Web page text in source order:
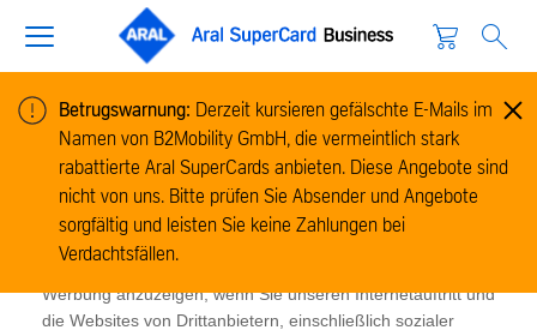
Cookie-Informationen
Wir verwenden Cookies, um Informationen zur Nutzung
unserer Website zu sammeln und zu analysieren und um
das Funktionieren der Website zu ermöglichen. Cookies
Werbung anzuzeigen, wenn Sie unseren Internetauftritt und
die Websites von Drittanbietern, einschließlich sozialer
Betrugswarnung: Derzeit kursieren gefälschte E-Mails im
Namen von B2Mobility GmbH, die vermeintlich stark
rabattierte Aral SuperCards anbieten. Diese Angebote sind
nicht von uns. Bitte prüfen Sie Absender und Angebote
sorgfältig und leisten Sie keine Zahlungen bei
Verdachtsfällen.